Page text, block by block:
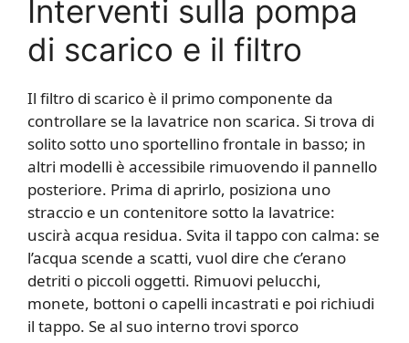
Interventi sulla pompa
di scarico e il filtro
Il filtro di scarico è il primo componente da
controllare se la lavatrice non scarica. Si trova di
solito sotto uno sportellino frontale in basso; in
altri modelli è accessibile rimuovendo il pannello
posteriore. Prima di aprirlo, posiziona uno
straccio e un contenitore sotto la lavatrice:
uscirà acqua residua. Svita il tappo con calma: se
l’acqua scende a scatti, vuol dire che c’erano
detriti o piccoli oggetti. Rimuovi pelucchi,
monete, bottoni o capelli incastrati e poi richiudi
il tappo. Se al suo interno trovi sporco